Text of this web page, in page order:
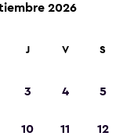
2026
J V S
3 4 5
10 11 12